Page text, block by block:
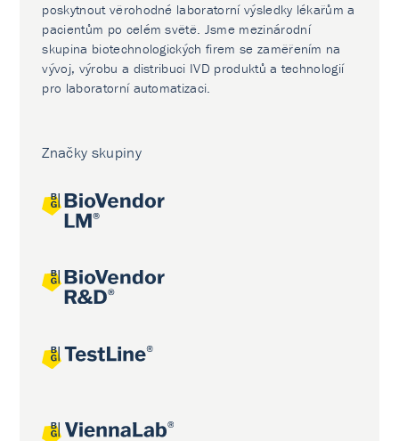
poskytnout věrohodné laboratorní výsledky lékařům a
pacientům po celém světě. Jsme mezinárodní
skupina biotechnologických firem se zaměřením na
vývoj, výrobu a distribuci IVD produktů a technologií
pro laboratorní automatizaci.
Značky skupiny